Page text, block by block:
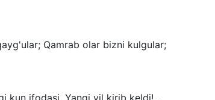
Qamrab olar bizni kulgular;
kun ifodasi, Yangi yil kirib keldi!...